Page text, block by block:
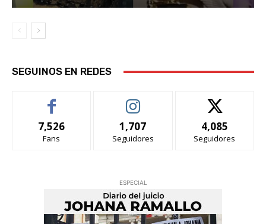
SEGUINOS EN REDES
7,526
Fans
1,707
Seguidores
4,085
Seguidores
ESPECIAL